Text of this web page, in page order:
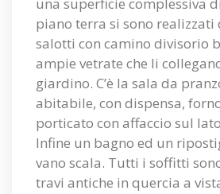
una superficie complessiva
piano terra si sono realizzati
salotti con camino divisorio
ampie vetrate che li
giardino. C’è la sala da
abitabile, con dispensa,
porticato con affaccio sul
Infine un bagno ed un
vano scala. Tutti i soffitti
travi antiche in quercia a